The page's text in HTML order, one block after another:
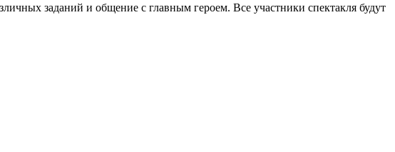
заданий и общение с главным героем. Все участники спектакля будут